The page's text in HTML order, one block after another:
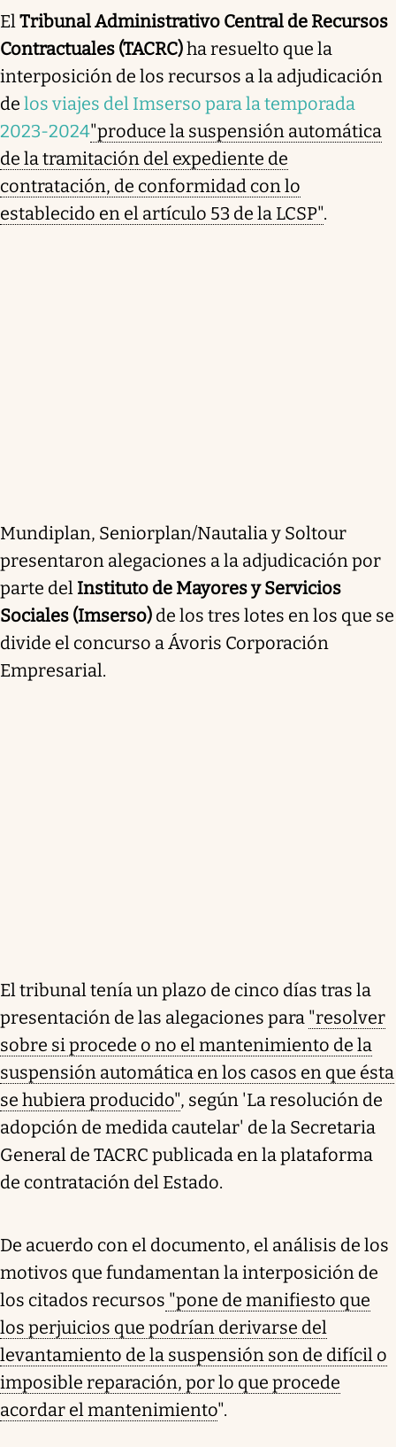
ElTribunal Administrativo Central de Recursos
Contractuales (TACRC)ha resuelto que la
interposición de los recursos a la adjudicación
de los viajes del Imserso para la temporada
2023-2024"produce la suspensión automática
de la tramitación del expediente de
contratación, de conformidad con lo
establecido en el artículo 53 de la LCSP".
Mundiplan, Seniorplan/Nautalia y Soltour
presentaron alegaciones a la adjudicación por
parte del Instituto de Mayores y Servicios
Sociales (Imserso) de los tres lotes en los que se
divide el concurso a Ávoris Corporación
Empresarial.
El tribunal tenía un plazo de cinco días tras la
presentación de las alegaciones para "resolver
sobre si procede o no el mantenimiento de la
suspensión automática en los casos en que ésta
se hubiera producido", según 'La resolución de
adopción de medida cautelar' de la Secretaria
General de TACRC publicada en la plataforma
de contratación del Estado.
De acuerdo con el documento, el análisis de los
motivos que fundamentan la interposición de
los citados recursos "pone de manifiesto que
los perjuicios que podrían derivarse del
levantamiento de la suspensión son de difícil o
imposible reparación, por lo que procede
acordar el mantenimiento".